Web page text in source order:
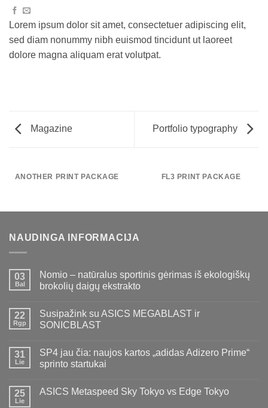
Lorem ipsum dolor sit amet, consectetuer adipiscing elit,
sed diam nonummy nibh euismod tincidunt ut laoreet
dolore magna aliquam erat volutpat.
Magazine Portfolio typography
ANOTHER PRINT PACKAGE FL3 PRINT PACKAGE
NAUDINGA INFORMACIJA
03
Bal
Nomio – natūralus sportinis gėrimas iš ekologiškų
brokolių daigų ekstrakto
22
Rgp
Susipažink su ASICS MEGABLAST ir
SONICBLAST
31
Lie
SP4 jau čia: naujos kartos „adidas Adizero Prime“
sprinto startukai
25
Lie
ASICS Metaspeed Sky Tokyo vs Edge Tokyo